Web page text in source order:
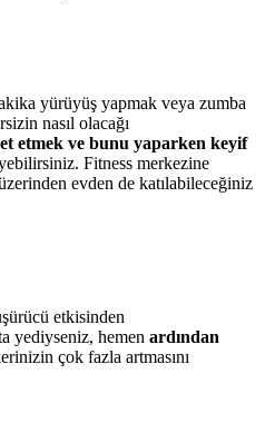
yürüyüş yapmak veya zumba
nasıl olacağı
etmek ve bunu yaparken keyif
Fitness merkezine
evden de katılabileceğiniz
etkisinden
yediyseniz, hemen ardından
çok fazla artmasını